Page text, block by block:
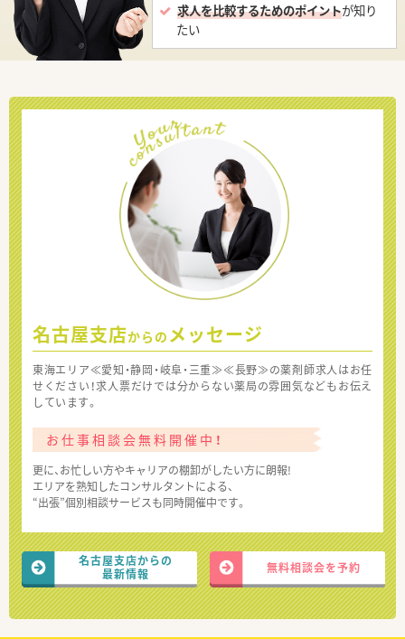
求人を比較するためのポイントが知り
たい
名古屋支店からの メッセージ
東海エリア≪愛知・静岡・岐阜・三重≫≪長野≫の薬剤師求人はお任
せください！求人票だけでは分からない薬局の雰囲気などもお伝え
しています。
お仕事相談会無料開催中！
更に、お忙しい方やキャリアの棚卸がしたい方に朗報!
エリアを熟知したコンサルタントによる、
“出張”個別相談サービスも同時開催中です。
名古屋支店からの
最新情報
無料相談会を予約